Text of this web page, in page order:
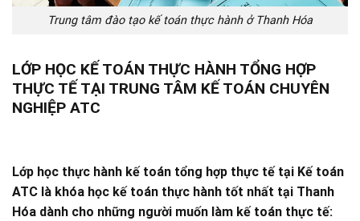
Trung tâm đào tạo kế toán thực hành ở Thanh Hóa
LỚP HỌC KẾ TOÁN THỰC HÀNH TỔNG HỢP
THỰC TẾ TẠI TRUNG TÂM KẾ TOÁN CHUYÊN
NGHIỆP ATC
Lớp học thực hành kế toán tổng hợp thực tế tại Kế toán
ATC là khóa học kế toán thực hành tốt nhất tại Thanh
Hóa dành cho những người muốn làm kế toán thực tế: